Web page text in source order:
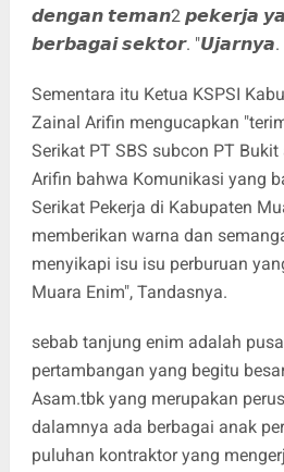
𝙙𝙚𝙣𝙜𝙖𝙣 𝙩𝙚𝙢𝙖𝙣2 𝙥𝙚𝙠𝙚𝙧𝙟𝙖
𝙗𝙚𝙧𝙗𝙖𝙜𝙖𝙞 𝙨𝙚𝙠𝙩𝙤𝙧. "𝙐𝙟𝙖𝙧𝙣𝙮𝙖.
Sementara itu Ketua KSPSI
Zainal Arifin mengucapkan
Serikat PT SBS subcon PT
Arifin bahwa Komunikasi yang
Serikat Pekerja di Kabupaten
memberikan warna dan
menyikapi isu isu perburuan
Muara Enim", Tandasnya.
sebab tanjung enim adalah
pertambangan yang begitu
Asam.tbk yang merupakan
dalamnya ada berbagai anak
puluhan kontraktor yang